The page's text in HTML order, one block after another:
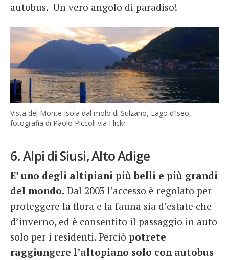
autobus. Un vero angolo di paradiso!
Vista del Monte Isola dal molo di Sulzano, Lago d’Iseo,
fotografia di Paolo Piccoli via Flickr
6. Alpi di Siusi, Alto Adige
E’ uno degli altipiani più belli e più grandi
del mondo. Dal 2003 l’accesso è regolato per
proteggere la flora e la fauna sia d’estate che
d’inverno, ed è consentito il passaggio in auto
solo per i residenti. Perciò potrete
raggiungere l’altopiano solo con autobus